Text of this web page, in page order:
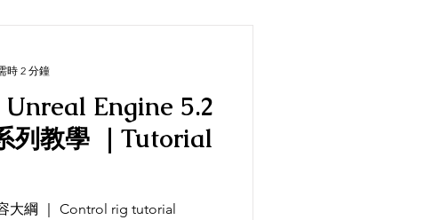
Engine 5.2
列教學 ｜Tutorial
大綱 ｜ Control rig tutorial
時 2 分鐘